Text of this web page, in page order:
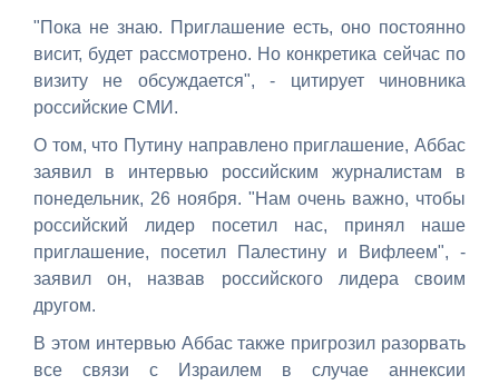
"Пока не знаю. Приглашение есть, оно постоянно
висит, будет рассмотрено. Но конкретика сейчас по
визиту не обсуждается", - цитирует чиновника
российские СМИ.
О том, что Путину направлено приглашение, Аббас
заявил в интервью российским журналистам в
понедельник, 26 ноября. "Нам очень важно, чтобы
российский лидер посетил нас, принял наше
приглашение, посетил Палестину и Вифлеем", -
заявил он, назвав российского лидера своим
другом.
В этом интервью Аббас также пригрозил разорвать
все связи с Израилем в случае аннексии